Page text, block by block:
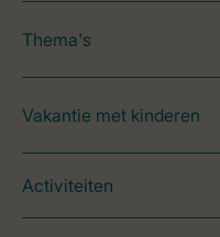
Thema's
Vakantie met kinderen
Activiteiten